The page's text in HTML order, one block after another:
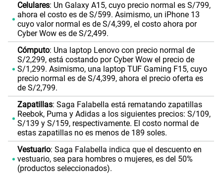
Celulares: Un Galaxy A15, cuyo precio normal es S/799,
ahora el costo es de S/599. Asimismo, un iPhone 13
cuyo valor normal es de S/4,399, el costo ahora por
Cyber Wow es de S/2,499.
Cómputo: Una laptop Lenovo con precio normal de
S/2,299, está costando por Cyber Wow el precio de
S/1,299. Asimismo, una laptop TUF Gaming F15, cuyo
precio normal es de S/4,399, ahora el precio oferta es
de S/2,799.
Zapatillas: Saga Falabella está rematando zapatillas
Reebok, Puma y Adidas a los siguientes precios: S/109,
S/139 y S/159, respectivamente. El costo normal de
estas zapatillas no es menos de 189 soles.
Vestuario: Saga Falabella indica que el descuento en
vestuario, sea para hombres o mujeres, es del 50%
(productos seleccionados).